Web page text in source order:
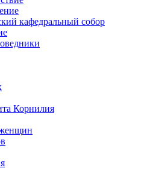
кафедральный собор
Корнилия